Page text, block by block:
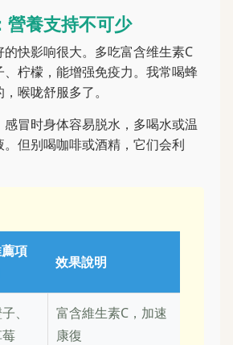
營養支持不可少
快影响很大。多吃富含维生素C
、柠檬，能增强免疫力。我常喝蜂
喉咙舒服多了。
冒时身体容易脱水，多喝水或温
但别喝咖啡或酒精，它们会利
項
效果說明
、
富含維生素C，加速
康復